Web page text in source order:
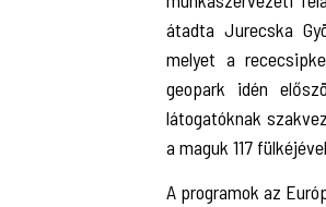
átadta Jurecska
melyet a
geopark idén
látogatóknak
a maguk 117
A programok az